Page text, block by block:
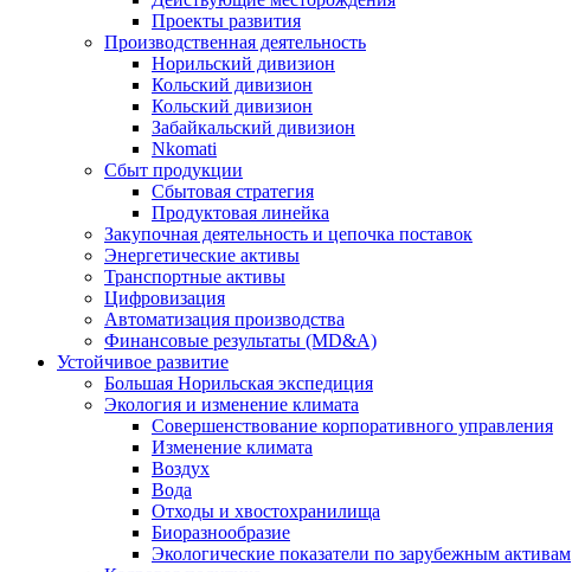
Проекты развития
Производственная деятельность
Норильский дивизион
Кольский дивизион
Кольский дивизион
Забайкальский дивизион
Nkomati
Сбыт продукции
Сбытовая стратегия
Продуктовая линейка
Закупочная деятельность и цепочка поставок
Энергетические активы
Транспортные активы
Цифровизация
Автоматизация производства
Финансовые результаты (MD&A)
Устойчивое развитие
Большая Норильская экспедиция
Экология и изменение климата
Совершенствование корпоративного управления
Изменение климата
Воздух
Вода
Отходы и хвостохранилища
Биоразнообразие
Экологические показатели по зарубежным активам